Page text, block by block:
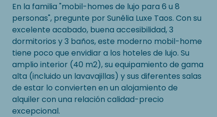
En la familia "mobil-homes de lujo para 6 u 8
personas", pregunte por Sunêlia Luxe Taos. Con su
excelente acabado, buena accesibilidad, 3
dormitorios y 3 baños, este moderno mobil-home
tiene poco que envidiar a los hoteles de lujo. Su
amplio interior (40 m2), su equipamiento de gama
alta (incluido un lavavajillas) y sus diferentes salas
de estar lo convierten en un alojamiento de
alquiler con una relación calidad-precio
excepcional.